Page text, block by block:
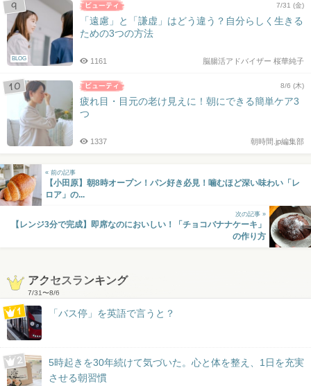
BLOG
7/31 (金)
「遠慮」と「謙虚」はどう違う？自分らしく生きる
ための3つの方法
脳腸活アドバイザー 桜華純子
1161
8/6 (木)
疲れ目・目元の老け見えに！朝にできる簡単ケア3
つ
朝時間.jp編集部
1337
« 前の記事
【小田原】朝8時オープン！パン好き必見！噛むほど深い味わい「レ
ロア」の...
次の記事 »
【レンジ3分で完成】即席なのにおいしい！「チョコバナナケーキ」
の作り方
アクセスランキング
7/31〜8/6
「バス停」を英語で言うと？
5時起きを30年続けて気づいた。心と体を整え、1日を充実
させる朝習慣